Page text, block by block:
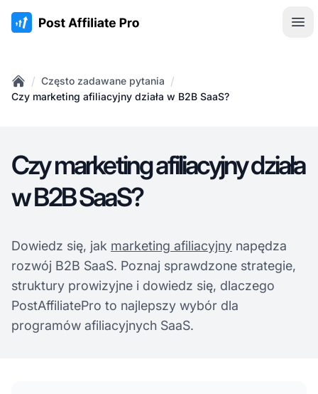
:site.title
Home
/ Często zadawane pytania /
Czy marketing afiliacyjny działa w B2B SaaS?
Czy marketing afiliacyjny działa
w B2B SaaS?
Dowiedz się, jak marketing afiliacyjny napędza
rozwój B2B SaaS. Poznaj sprawdzone strategie,
struktury prowizyjne i dowiedz się, dlaczego
PostAffiliatePro to najlepszy wybór dla
programów afiliacyjnych SaaS.